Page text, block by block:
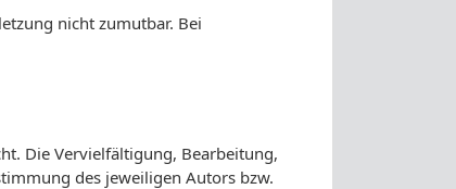
nicht zumutbar. Bei
Die Vervielfältigung, Bearbeitung,
des jeweiligen Autors bzw.